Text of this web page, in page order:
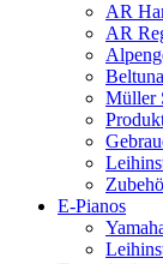
AR
AR
Müller
E-Pianos